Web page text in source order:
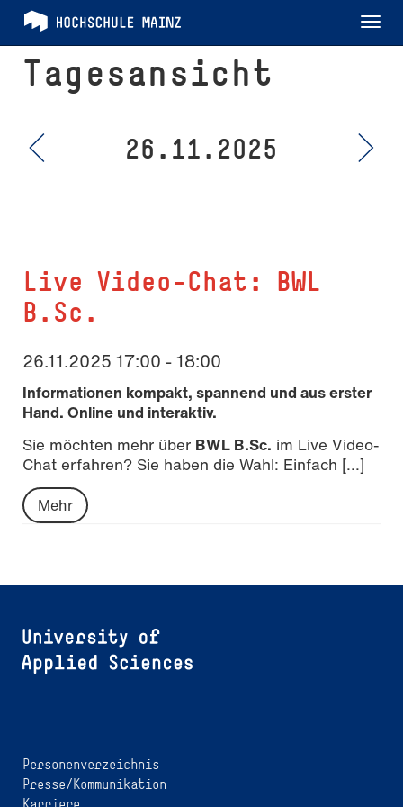
Tagesansicht
26.11.2025
Live Video-Chat: BWL
B.Sc.
26.11.2025 17:00 - 18:00
Informationen kompakt, spannend und aus erster
Hand. Online und interaktiv.
Sie möchten mehr über BWL B.Sc. im Live Video-
Chat erfahren? Sie haben die Wahl: Einfach [...]
Mehr
Personenverzeichnis
Presse/Kommunikation